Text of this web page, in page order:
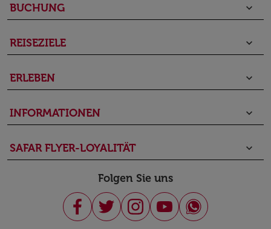
BUCHUNG keyboard_arrow_down
REISEZIELE keyboard_arrow_down
ERLEBEN keyboard_arrow_down
INFORMATIONEN keyboard_arrow_down
SAFAR FLYER-LOYALITÄT keyboard_arrow_down
Folgen Sie uns